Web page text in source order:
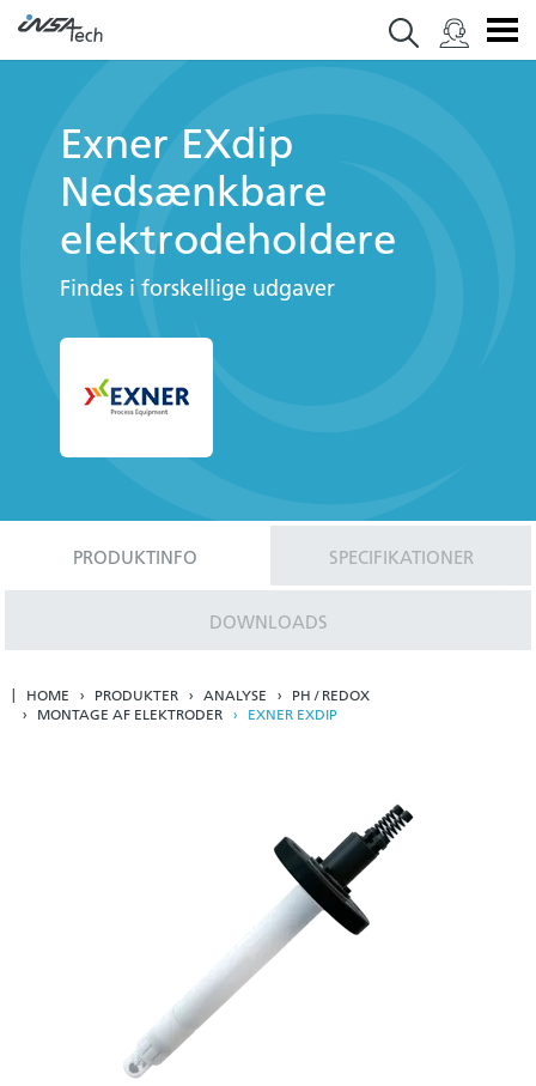
Exner EXdip
Nedsænkbare
elektrodeholdere
Findes i forskellige udgaver
PRODUKTINFO SPECIFIKATIONER
DOWNLOADS
HOME PRODUKTER ANALYSE
PH / REDOX
MONTAGE AF ELEKTRODER
EXNER EXDIP